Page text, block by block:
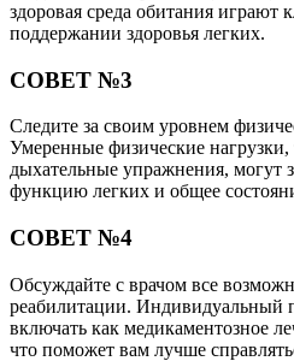
здоровая среда обитания играют
поддержании здоровья легких.
СОВЕТ №3
Следите за своим уровнем
Умеренные физические нагрузки,
дыхательные упражнения, могут
функцию легких и общее
СОВЕТ №4
Обсуждайте с врачом все
реабилитации. Индивидуальный
включать как медикаментозное
что поможет вам лучше